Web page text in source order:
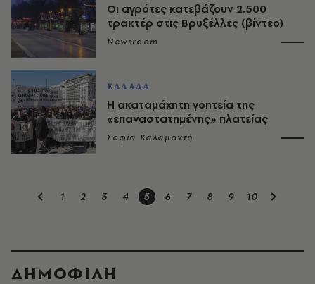
Οι αγρότες κατεβάζουν 2.500
τρακτέρ στις Βρυξέλλες (βίντεο)
Newsroom
ΕΛΛΑΔΑ
Η ακαταμάχητη γοητεία της
«επαναστατημένης» πλατείας
Σοφία Καλαμαντή
1 2 3 4 5 6 7 8 9 10
ΔΗΜΟΦΙΛΗ